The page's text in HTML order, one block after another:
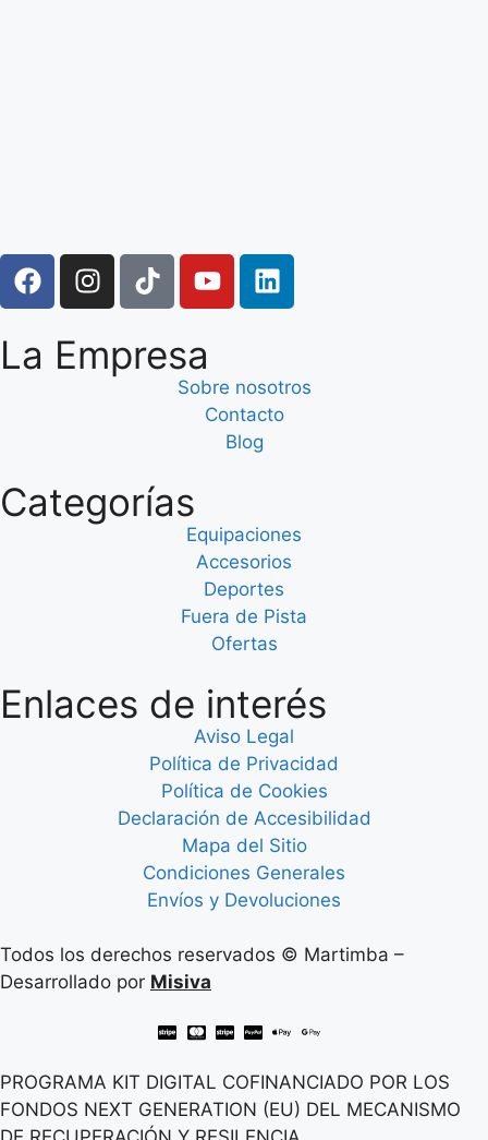
La Empresa
Sobre nosotros
Contacto
Blog
Categorías
Equipaciones
Accesorios
Deportes
Fuera de Pista
Ofertas
Enlaces de interés
Aviso Legal
Política de Privacidad
Política de Cookies
Declaración de Accesibilidad
Mapa del Sitio
Condiciones Generales
Envíos y Devoluciones
Todos los derechos reservados © Martimba –
Desarrollado por Misiva
PROGRAMA KIT DIGITAL COFINANCIADO POR LOS
FONDOS NEXT GENERATION (EU) DEL MECANISMO